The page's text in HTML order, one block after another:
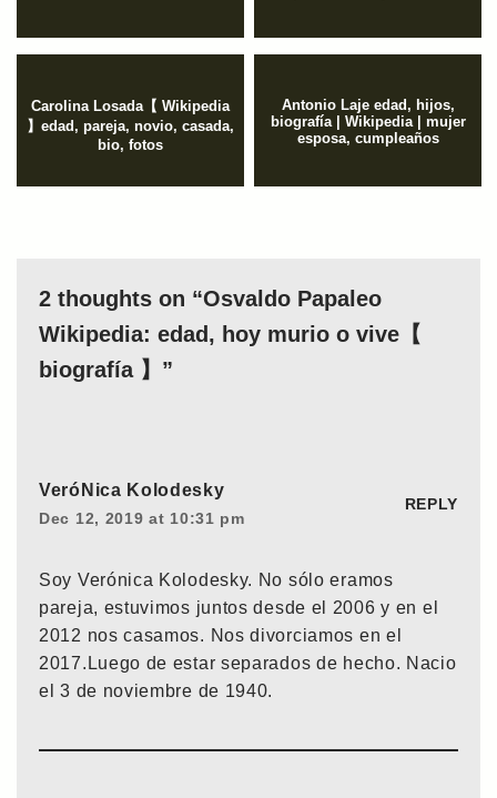
Carolina Losada【 Wikipedia
】edad, pareja, novio, casada,
bio, fotos
Antonio Laje edad, hijos,
biografía | Wikipedia | mujer
esposa, cumpleaños
2 thoughts on “Osvaldo Papaleo
Wikipedia: edad, hoy murio o vive【
biografía 】”
VeróNica Kolodesky
Dec 12, 2019 at 10:31 pm
REPLY
Soy Verónica Kolodesky. No sólo eramos
pareja, estuvimos juntos desde el 2006 y en el
2012 nos casamos. Nos divorciamos en el
2017.Luego de estar separados de hecho. Nacio
el 3 de noviembre de 1940.